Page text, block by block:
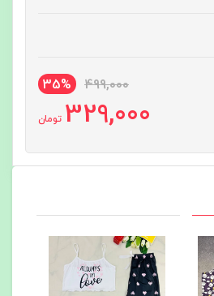
499,000
35%
329,000 تومان